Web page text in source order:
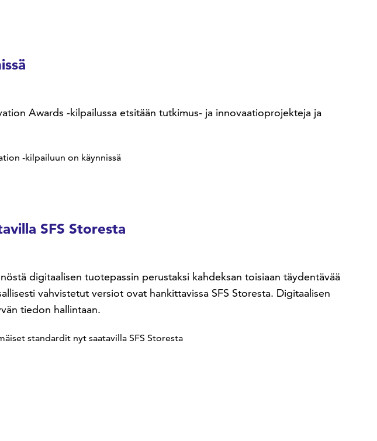
Awards -kilpailussa etsitään tutkimus- ja innovaatioprojekteja ja
-kilpailuun on käynnissä
SFS Storesta
digitaalisen tuotepassin perustaksi kahdeksan toisiaan täydentävää
vahvistetut versiot ovat hankittavissa SFS Storesta. Digitaalisen
tiedon hallintaan.
standardit nyt saatavilla SFS Storesta